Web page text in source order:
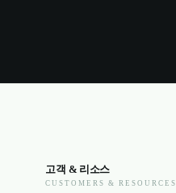
고객 & 리소스
CUSTOMERS & RESOURCES